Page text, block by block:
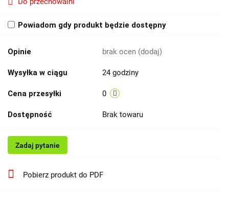
Powiadom gdy produkt będzie dostępny
Opinie brak ocen (dodaj)
Wysyłka w ciągu 24 godziny
Cena przesyłki 0
Dostępność Brak towaru
Zadaj pytanie
Pobierz produkt do PDF